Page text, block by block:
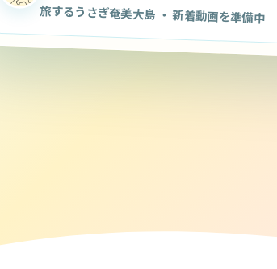
旅するうさぎ奄美大島 ・ 新着動画を準備中